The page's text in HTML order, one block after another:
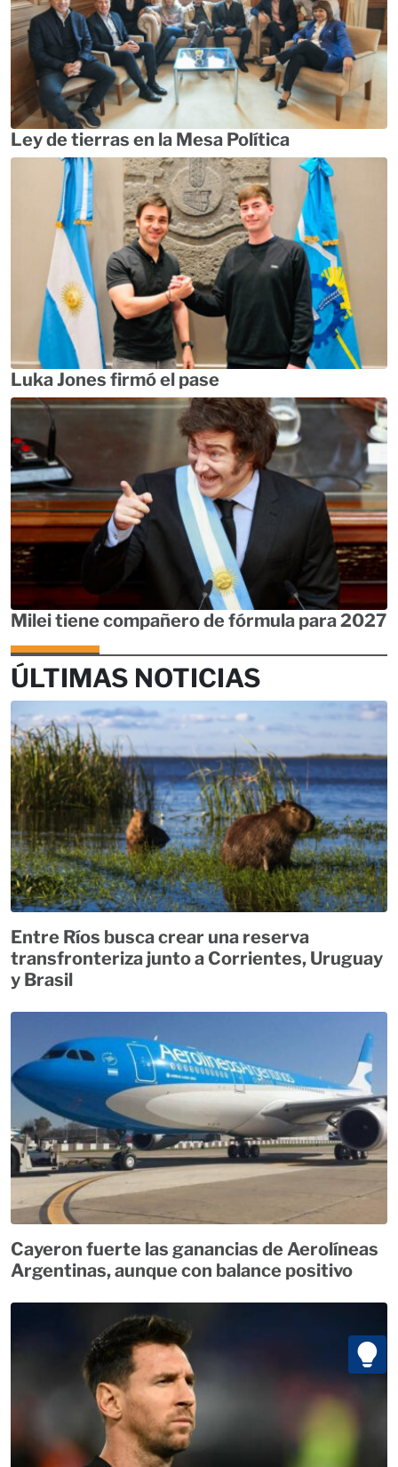
Ley de tierras en la Mesa Política
Luka Jones firmó el pase
Milei tiene compañero de fórmula para 2027
ÚLTIMAS NOTICIAS
Entre Ríos busca crear una reserva
transfronteriza junto a Corrientes, Uruguay
y Brasil
Cayeron fuerte las ganancias de Aerolíneas
Argentinas, aunque con balance positivo